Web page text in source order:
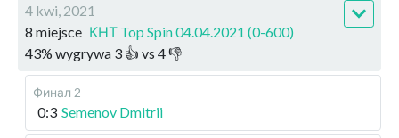
4 kwi, 2021
8 miejsce КНТ Top Spin 04.04.2021 (0-600)
43% wygrywa 3 👍 vs 4👎
Финал 2
0:3 Semenov Dmitrii